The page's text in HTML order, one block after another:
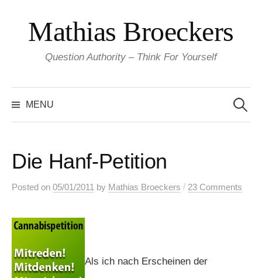
content
Mathias Broeckers
Question Authority – Think For Yourself
MENU
for:
Die Hanf-Petition
Posted on 05/01/2011 by Mathias Broeckers / 23 Comments
Als ich nach Erscheinen der